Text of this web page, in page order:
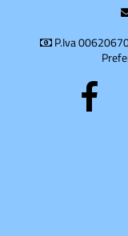
DiviseP.Iva